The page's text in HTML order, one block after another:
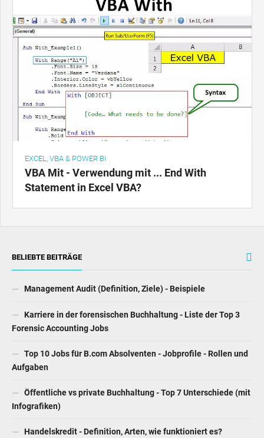
EXCEL, VBA & POWER BI
VBA Mit - Verwendung mit ... End With
Statement in Excel VBA?
BELIEBTE BEITRÄGE
Management Audit (Definition, Ziele) - Beispiele
Karriere in der forensischen Buchhaltung - Liste der Top 3
Forensic Accounting Jobs
Top 10 Jobs für B.com Absolventen - Jobprofile - Rollen und
Aufgaben
Öffentliche vs private Buchhaltung - Top 7 Unterschiede (mit
Infografiken)
Handelskredit - Definition, Arten, wie funktioniert es?